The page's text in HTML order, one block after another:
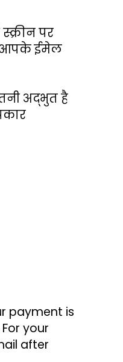
पर
आपके ईमेल
अद्भुत है
payment is
your
after